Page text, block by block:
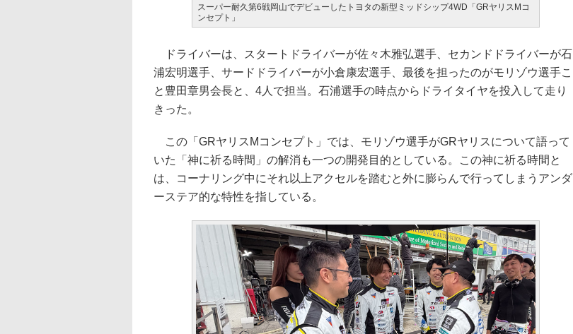
スーパー耐久第6戦岡山でデビューしたトヨタの新型ミッドシップ4WD「GRヤリスMコ
ンセプト」
ドライバーは、スタートドライバーが佐々木雅弘選手、セカンドドライバーが石
浦宏明選手、サードドライバーが小倉康宏選手、最後を担ったのがモリゾウ選手こ
と豊田章男会長と、4人で担当。石浦選手の時点からドライタイヤを投入して走り
きった。
この「GRヤリスMコンセプト」では、モリゾウ選手がGRヤリスについて語って
いた「神に祈る時間」の解消も一つの開発目的としている。この神に祈る時間と
は、コーナリング中にそれ以上アクセルを踏むと外に膨らんで行ってしまうアンダ
ーステア的な特性を指している。